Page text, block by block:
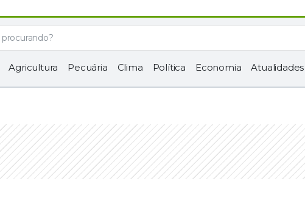
Agricultura Pecuária Clima Política Economia Atualidades